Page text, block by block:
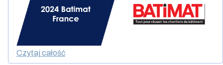
Czytaj całość